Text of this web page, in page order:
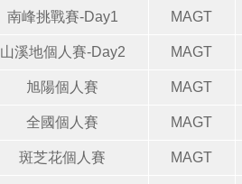
南峰挑戰賽-Day1 MAGT
山溪地個人賽-Day2 MAGT
旭陽個人賽 MAGT
全國個人賽 MAGT
斑芝花個人賽 MAGT